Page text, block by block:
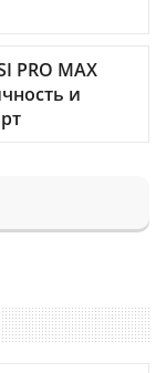
PRO MAX
и